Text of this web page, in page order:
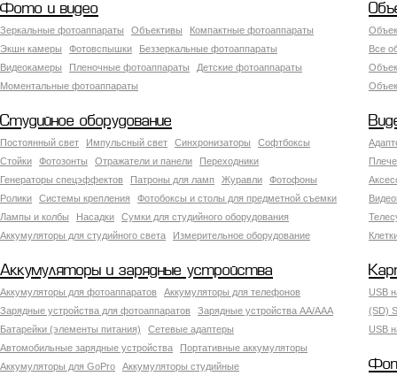
Фото и видео
Зеркальные фотоаппараты Объективы
Компактные фотоаппараты
Экшн камеры
Фотовспышки
Беззеркальные фотоаппараты
Видеокамеры
Пленочные фотоаппараты
Детские фотоаппараты
Моментальные фотоаппараты
Все
Студийное оборудование
Постоянный свет Импульсный свет Синхронизаторы
Софтбоксы
Стойки
Фотозонты Отражатели и панели
Переходники
Генераторы спецэффектов
Патроны для ламп Журавли
Фотофоны
Ролики
Системы крепления
Фотобоксы и столы для предметной съемки
Лампы и колбы
Насадки
Сумки для студийного оборудования
Аккумуляторы для студийного света
Измерительное оборудование
Аккумуляторы и зарядные устройства
Аккумуляторы для фотоаппаратов
Аккумуляторы для телефонов
Зарядные устройства для фотоаппаратов
Зарядные устройства AA/AAA
Батарейки (элементы питания)
Сетевые адаптеры
Автомобильные зарядные устройства
Портативные аккумуляторы
Аккумуляторы для GoPro
Аккумуляторы студийные
USB
(SD)
USB